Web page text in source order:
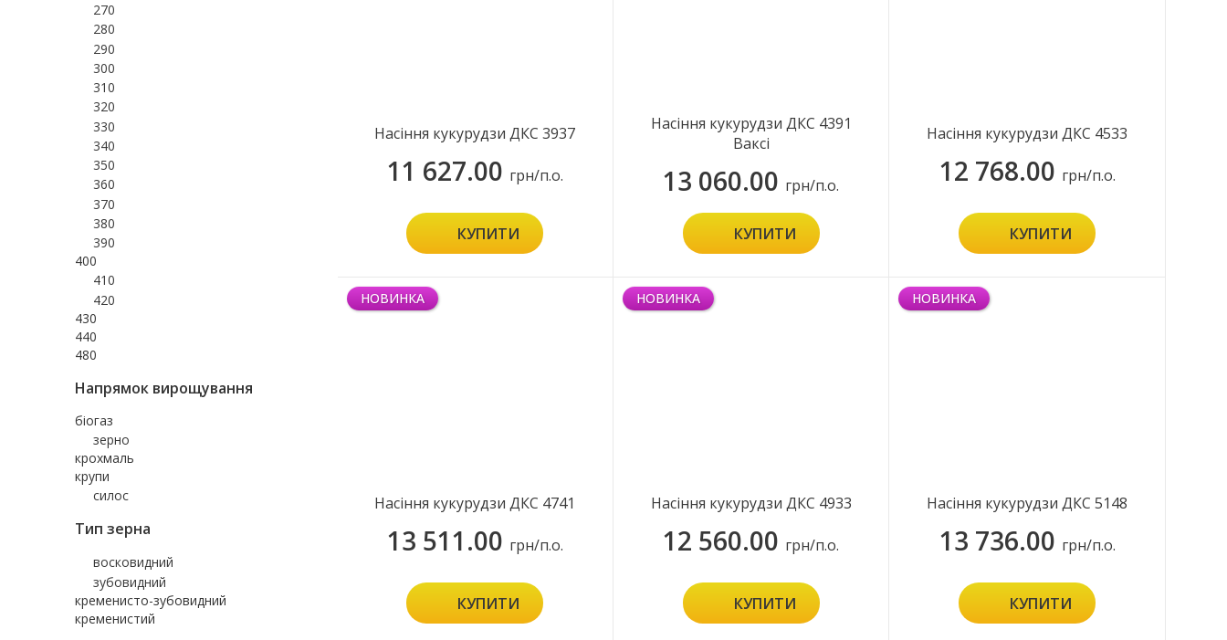
270
280
290
300
310
320
330
340
350
360
370
380
390
400
410
420
430
440
480
Напрямок вирощування
біогаз
зерно
крохмаль
крупи
силос
Тип зерна
восковидний
зубовидний
кременисто-зубовидний
кременистий
Насіння кукурудзи ДКС 3937
11 627.00 грн/п.о.
КУПИТИ
Насіння кукурудзи ДКС 4391
Ваксі
13 060.00 грн/п.о.
КУПИТИ
Насіння кукурудзи ДКС 4533
12 768.00 грн/п.о.
КУПИТИ
НОВИНКА
Насіння кукурудзи ДКС 4741
13 511.00 грн/п.о.
КУПИТИ
НОВИНКА
Насіння кукурудзи ДКС 4933
12 560.00 грн/п.о.
КУПИТИ
НОВИНКА
Насіння кукурудзи ДКС 5148
13 736.00 грн/п.о.
КУПИТИ